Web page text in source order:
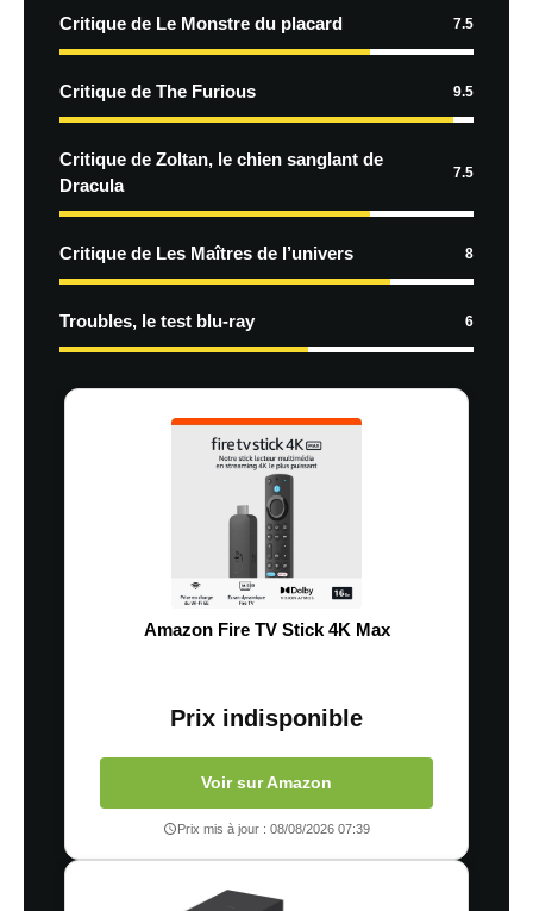
Critique de Le Monstre du placard 7.5
Critique de The Furious 9.5
Critique de Zoltan, le chien sanglant de
Dracula
7.5
Critique de Les Maîtres de l’univers 8
Troubles, le test blu-ray 6
Amazon Fire TV Stick 4K Max
Prix indisponible
Voir sur Amazon
Prix mis à jour : 08/08/2026 07:39